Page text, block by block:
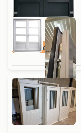
Snelle levering!